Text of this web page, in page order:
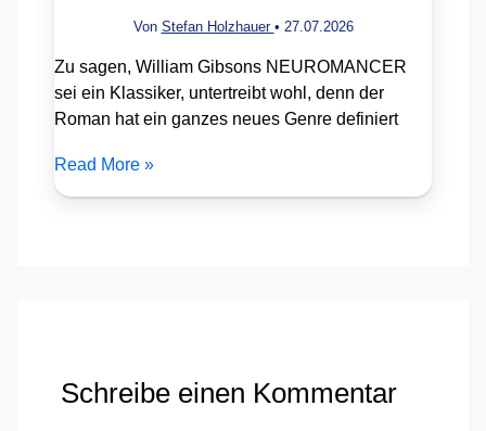
Von Stefan Holzhauer • 27.07.2026
Zu sagen, William Gibsons NEUROMANCER
sei ein Klassiker, untertreibt wohl, denn der
Roman hat ein ganzes neues Genre definiert
Read More »
Schreibe einen Kommentar